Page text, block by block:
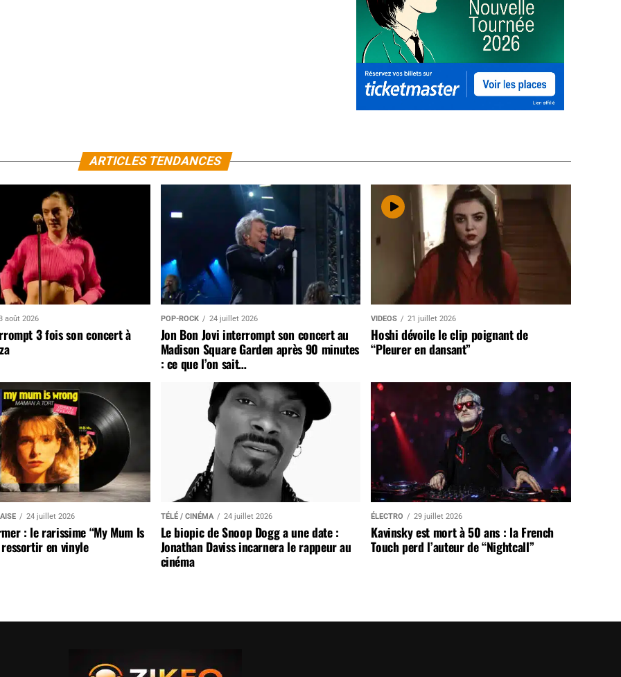
ARTICLES TENDANCES
août 2026
3 fois son concert à
POP-ROCK 24 juillet 2026
Jon Bon Jovi interrompt son concert au
Madison Square Garden après 90 minutes
: ce que l’on sait…
VIDEOS 21 juillet 2026
Hoshi dévoile le clip poignant de
“Pleurer en dansant”
24 juillet 2026
: le rarissime “My Mum Is
ressortir en vinyle
TÉLÉ / CINÉMA 24 juillet 2026
Le biopic de Snoop Dogg a une date :
Jonathan Daviss incarnera le rappeur au
cinéma
ÉLECTRO 29 juillet 2026
Kavinsky est mort à 50 ans : la French
Touch perd l’auteur de “Nightcall”